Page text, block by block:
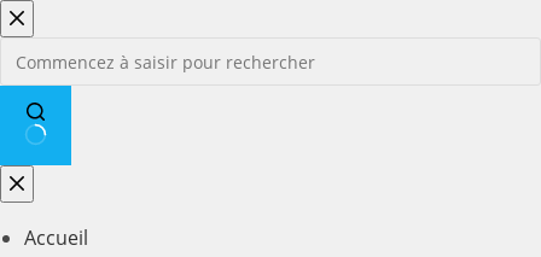
Passer
au
contenu
Aucun
résultat
Accueil